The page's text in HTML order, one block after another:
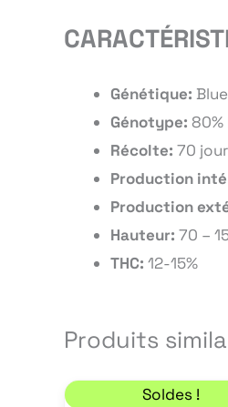
Génétique:
Génotype:
Récolte: 70
Production
Production
Hauteur: 70 –
THC: 12-15%
Produits
Soldes !
Plage